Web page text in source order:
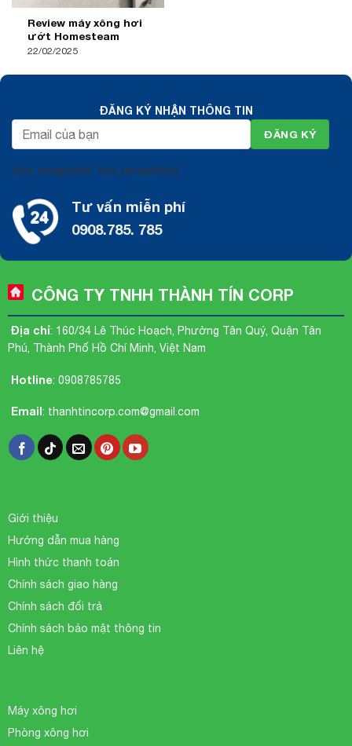
Review máy xông hơi
ướt Homesteam
22/02/2025
ĐĂNG KÝ NHẬN THÔNG TIN
[cta_recaptcha* cta_recaptcha]
Tư vấn miễn phí
0908.785. 785
CÔNG TY TNHH THÀNH TÍN CORP
Địa chỉ: 160/34 Lê Thúc Hoạch, Phường Tân Quý, Quận Tân
Phú, Thành Phố Hồ Chí Minh, Việt Nam
Hotline: 0908785785
Email: thanhtincorp.com@gmail.com
Giới thiệu
Hướng dẫn mua hàng
Hình thức thanh toán
Chính sách giao hàng
Chính sách đổi trả
Chính sách bảo mật thông tin
Liên hệ
Máy xông hơi
Phòng xông hơi